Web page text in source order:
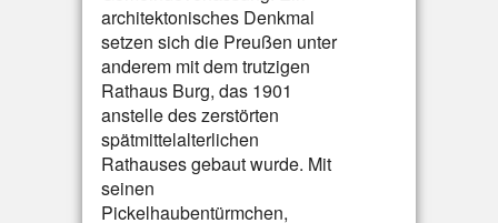
architektonisches Denkmal
setzen sich die Preußen unter
anderem mit dem trutzigen
Rathaus Burg, das 1901
anstelle des zerstörten
spätmittelalterlichen
Rathauses gebaut wurde. Mit
seinen
Pickelhaubentürmchen,